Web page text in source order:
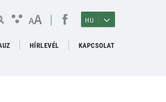
AA HU
HÍRLEVÉL KAPCSOLAT